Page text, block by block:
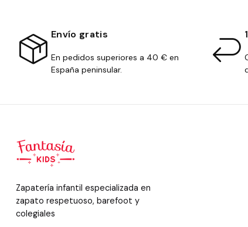
Envío gratis
En pedidos superiores a 40 € en
España peninsular.
Zapatería infantil especializada en
zapato respetuoso, barefoot y
colegiales